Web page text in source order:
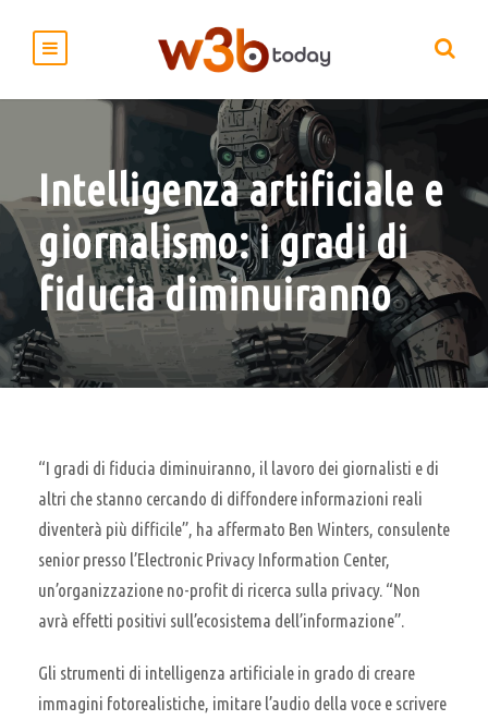
Intelligenza artificiale e
giornalismo: i gradi di
fiducia diminuiranno
“I gradi di fiducia diminuiranno, il lavoro dei giornalisti e di
altri che stanno cercando di diffondere informazioni reali
diventerà più difficile”, ha affermato Ben Winters, consulente
senior presso l’Electronic Privacy Information Center,
un’organizzazione no-profit di ricerca sulla privacy. “Non
avrà effetti positivi sull’ecosistema dell’informazione”.
Gli strumenti di intelligenza artificiale in grado di creare
immagini fotorealistiche, imitare l’audio della voce e scrivere